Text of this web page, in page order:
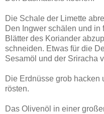
Die Schale der Limette
Den Ingwer schälen und
Blätter des Koriander
schneiden. Etwas für die
Sesamöl und der Sriracha
Die Erdnüsse grob hacken
rösten.
Das Olivenöl in einer